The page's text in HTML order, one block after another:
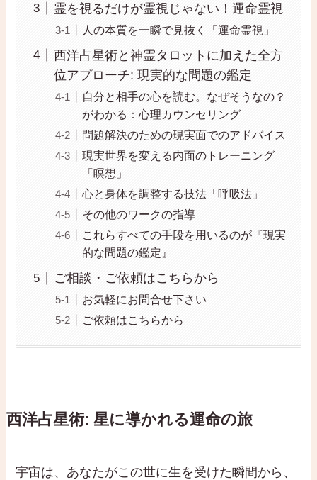
霊を視るだけが霊視じゃない！運命霊視
人の本質を一瞬で見抜く「運命霊視」
西洋占星術と神霊タロットに加えた全方
位アプローチ: 現実的な問題の鑑定
自分と相手の心を読む。なぜそうなの？
がわかる：心理カウンセリング
問題解決のための現実面でのアドバイス
現実世界を変える内面のトレーニング
「瞑想」
心と身体を調整する技法「呼吸法」
その他のワークの指導
これらすべての手段を用いるのが『現実
的な問題の鑑定』
ご相談・ご依頼はこちらから
お気軽にお問合せ下さい
ご依頼はこちらから
西洋占星術: 星に導かれる運命の旅
宇宙は、あなたがこの世に生を受けた瞬間から、